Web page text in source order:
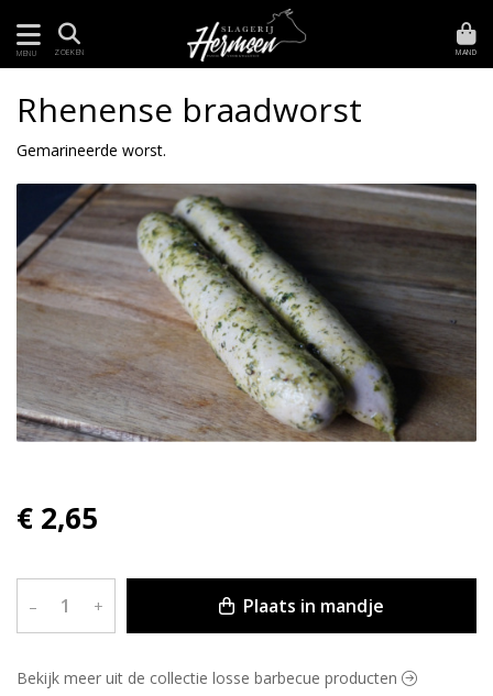
MENU ZOEKEN MAND
Rhenense braadworst
Gemarineerde worst.
€ 2,65
– + Plaats in mandje
Bekijk meer uit de collectie losse barbecue producten